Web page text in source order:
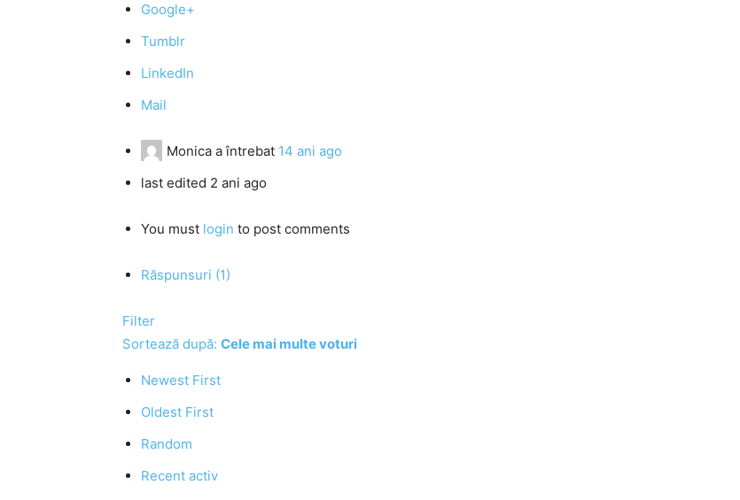
Google+
Tumblr
LinkedIn
Mail
Monica a întrebat 14 ani ago
last edited 2 ani ago
You must login to post comments
Răspunsuri (1)
Filter
Sortează după: Cele mai multe voturi
Newest First
Oldest First
Random
Recent activ